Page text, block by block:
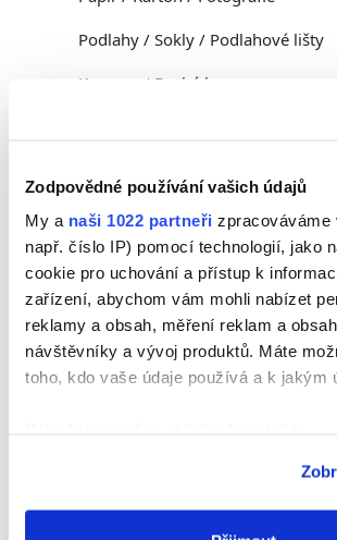
Zodpovědné používání vašich údajů
My a naši 1022 partneři zpracováváme
např. číslo IP) pomocí technologií, jako
cookie pro uchování a přístup k
zařízení, abychom vám mohli nabízet
reklamy a obsah, měření reklam a
návštěvníky a vývoj produktů. Máte
toho, kdo vaše údaje používá a k jakým
poloze, které mohou být přesné na
Identifikovali vaše zařízení
Podlahy / Sokly / Podlahové lišty
Kameny / Drahé kameny
Střešní tašky
Expandovaný polyester /
konstrukce z polyuretanu
Přírodní a syntetický textil ( Filc /
Juta / Plátno)
Sádra
Korek